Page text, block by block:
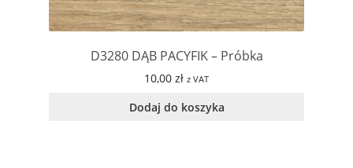
D3280 DĄB PACYFIK – Próbka
10,00 zł z VAT
Dodaj do koszyka